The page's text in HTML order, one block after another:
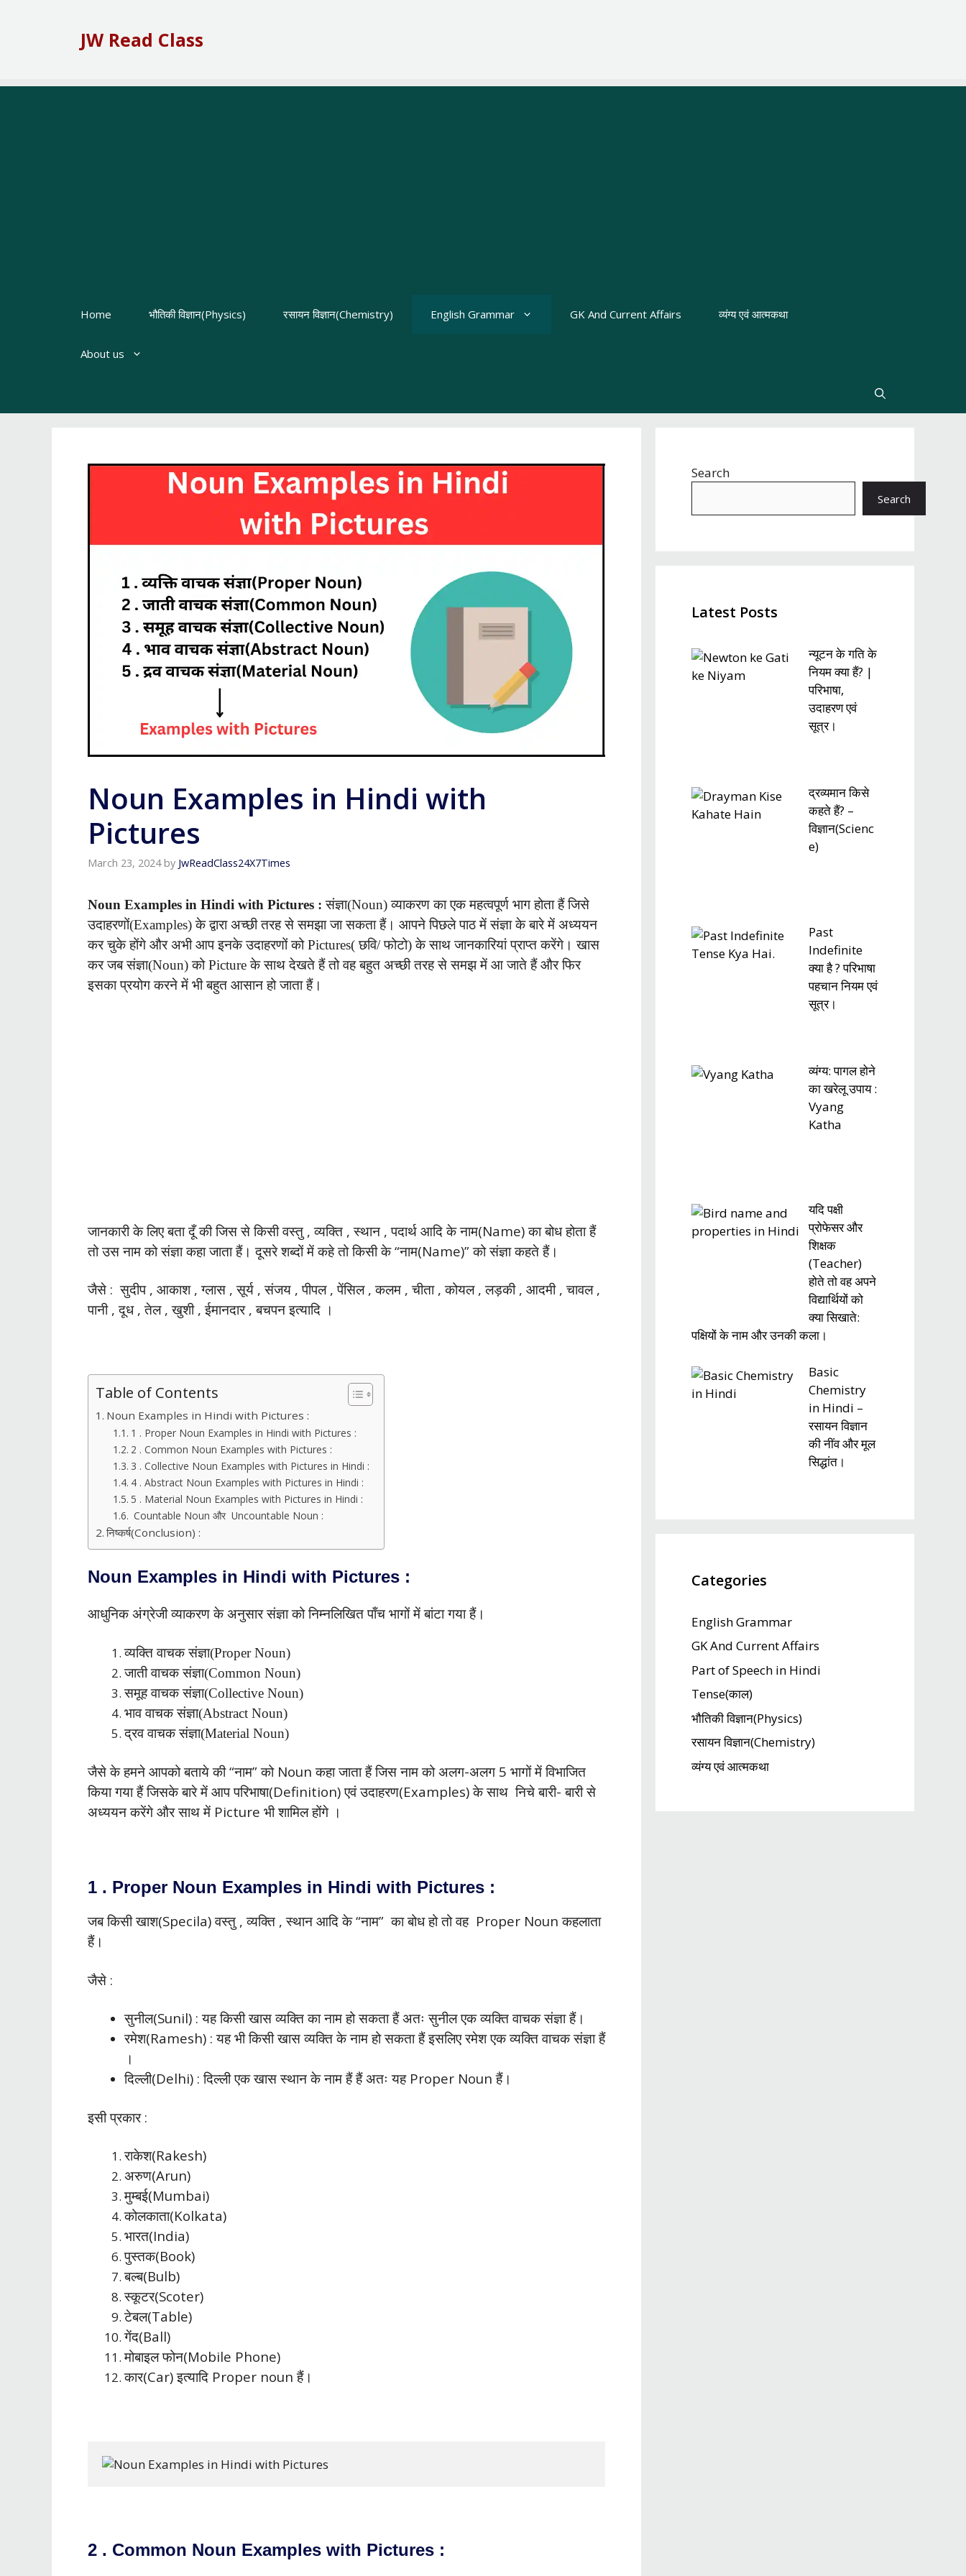
JW Read Class
Home भौतिकी विज्ञान(Physics) रसायन विज्ञान(Chemistry) English Grammar GK And Current Affairs व्यंग्य एवं आत्मकथा
About us
Noun Examples in Hindi with
Pictures
March 23, 2024 by JwReadClass24X7Times
Noun Examples in Hindi with Pictures :संज्ञा(Noun) व्याकरण का एक महत्वपूर्ण भाग होता हैं जिसे
उदाहरणों(Examples) के द्वारा अच्छी तरह से समझा जा सकता हैं। आपने पिछले पाठ में संज्ञा के बारे में अध्ययन
कर चुके होंगे और अभी आप इनके उदाहरणों को Pictures( छवि/ फोटो) के साथ जानकारियां प्राप्त करेंगे। खास
कर जब संज्ञा(Noun) को Picture के साथ देखते हैं तो वह बहुत अच्छी तरह से समझ में आ जाते हैं और फिर
इसका प्रयोग करने में भी बहुत आसान हो जाता हैं।
जानकारी के लिए बता दूँ की जिस से किसी वस्तु , व्यक्ति , स्थान , पदार्थ आदि के नाम(Name) का बोध होता हैं
तो उस नाम को संज्ञा कहा जाता हैं। दूसरे शब्दों में कहे तो किसी के “नाम(Name)” को संज्ञा कहते हैं।
जैसे : सुदीप , आकाश , ग्लास , सूर्य , संजय , पीपल , पेंसिल , कलम , चीता , कोयल , लड़की , आदमी , चावल ,
पानी , दूध , तेल , खुशी , ईमानदार , बचपन इत्यादि ।
Table of Contents
Noun Examples in Hindi with Pictures :
1 . Proper Noun Examples in Hindi with Pictures :
2 . Common Noun Examples with Pictures :
3 . Collective Noun Examples with Pictures in Hindi :
4 . Abstract Noun Examples with Pictures in Hindi :
5 . Material Noun Examples with Pictures in Hindi :
Countable Noun और Uncountable Noun :
निष्कर्ष(Conclusion) :
Noun Examples in Hindi with Pictures :
आधुनिक अंग्रेजी व्याकरण के अनुसार संज्ञा को निम्नलिखित पाँच भागों में बांटा गया हैं।
व्यक्ति वाचक संज्ञा(Proper Noun)
जाती वाचक संज्ञा(Common Noun)
समूह वाचक संज्ञा(Collective Noun)
भाव वाचक संज्ञा(Abstract Noun)
द्रव वाचक संज्ञा(Material Noun)
जैसे के हमने आपको बताये की “नाम” को Noun कहा जाता हैं जिस नाम को अलग-अलग 5 भागों में विभाजित
किया गया हैं जिसके बारे में आप परिभाषा(Definition) एवं उदाहरण(Examples) के साथ निचे बारी- बारी से
अध्ययन करेंगे और साथ में Picture भी शामिल होंगे ।
1 . Proper Noun Examples in Hindi with Pictures :
जब किसी खाश(Specila) वस्तु , व्यक्ति , स्थान आदि के “नाम” का बोध हो तो वह Proper Noun कहलाता
हैं।
जैसे :
सुनील(Sunil) : यह किसी खास व्यक्ति का नाम हो सकता हैं अतः सुनील एक व्यक्ति वाचक संज्ञा हैं।
रमेश(Ramesh) : यह भी किसी खास व्यक्ति के नाम हो सकता हैं इसलिए रमेश एक व्यक्ति वाचक संज्ञा हैं
।
दिल्ली(Delhi) : दिल्ली एक खास स्थान के नाम हैं हैं अतः यह Proper Noun हैं।
इसी प्रकार :
राकेश(Rakesh)
अरुण(Arun)
मुम्बई(Mumbai)
कोलकाता(Kolkata)
भारत(India)
पुस्तक(Book)
बल्ब(Bulb)
स्कूटर(Scoter)
टेबल(Table)
गेंद(Ball)
मोबाइल फोन(Mobile Phone)
कार(Car) इत्यादि Proper noun हैं।
2 . Common Noun Examples with Pictures :
Search
Search
Latest Posts
न्यूटन के गति के
नियम क्या हैं? |
परिभाषा,
उदाहरण एवं
सूत्र।
द्रव्यमान किसे
कहते हैं? –
विज्ञान(Scienc
e)
Past
Indefinite
क्या है ? परिभाषा
पहचान नियम एवं
सूत्र।
व्यंग्य: पागल होने
का खरेलू उपाय :
Vyang
Katha
यदि पक्षी
प्रोफेसर और
शिक्षक
(Teacher)
होते तो वह अपने
विद्यार्थियों को
क्या सिखाते:
पक्षियों के नाम और उनकी कला।
Basic
Chemistry
in Hindi –
रसायन विज्ञान
की नींव और मूल
सिद्धांत।
Categories
English Grammar
GK And Current Affairs
Part of Speech in Hindi
Tense(काल)
भौतिकी विज्ञान(Physics)
रसायन विज्ञान(Chemistry)
व्यंग्य एवं आत्मकथा